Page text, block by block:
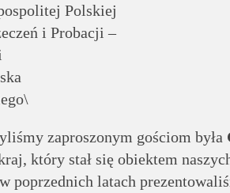
Polskiej
i Probacji –
zaproszonym gościom była
który stał się obiektem
poprzednich latach